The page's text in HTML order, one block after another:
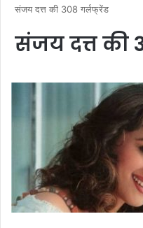
संजय दत्त की 308 गर्लफ्रेंड
संजय दत्त की